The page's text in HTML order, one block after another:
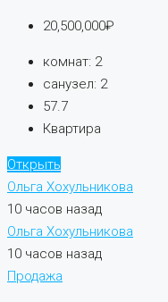
20,500,000₽
комнат: 2
санузел: 2
57.7
Квартира
Открыть
Ольга Хохульникова
10 часов назад
Ольга Хохульникова
10 часов назад
Продажа